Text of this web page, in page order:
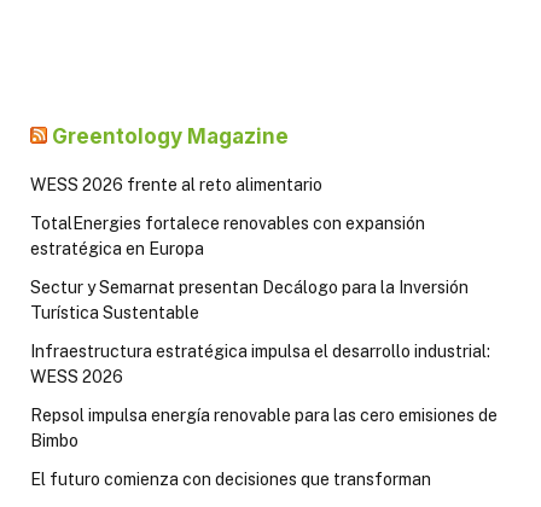
Greentology Magazine
WESS 2026 frente al reto alimentario
TotalEnergies fortalece renovables con expansión
estratégica en Europa
Sectur y Semarnat presentan Decálogo para la Inversión
Turística Sustentable
Infraestructura estratégica impulsa el desarrollo industrial:
WESS 2026
Repsol impulsa energía renovable para las cero emisiones de
Bimbo
El futuro comienza con decisiones que transforman